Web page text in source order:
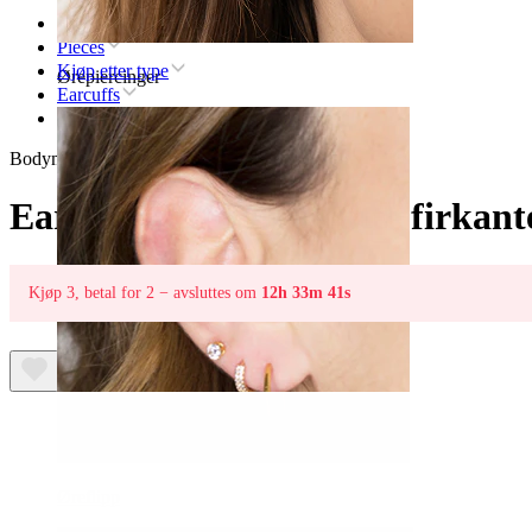
Ørepiercinger
Hjem
Pieces
Kjøp etter type
Earcuffs
Earcuff med stenbesatte firkanter
Bodymod Trend
Earcuff med stenbesatte
Kjøp 3, betal for 2 − avsluttes om 12h 33m 41s